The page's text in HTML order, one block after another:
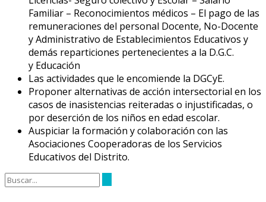
Familiar – Reconocimientos médicos – El pago de las
remuneraciones del personal Docente, No-Docente
y Administrativo de Establecimientos Educativos y
demás reparticiones pertenecientes a la D.G.C.
y Educación
Las actividades que le encomiende la DGCyE.
Proponer alternativas de acción intersectorial en los
casos de inasistencias reiteradas o injustificadas, o
por deserción de los niños en edad escolar.
Auspiciar la formación y colaboración con las
Asociaciones Cooperadoras de los Servicios
Educativos del Distrito.